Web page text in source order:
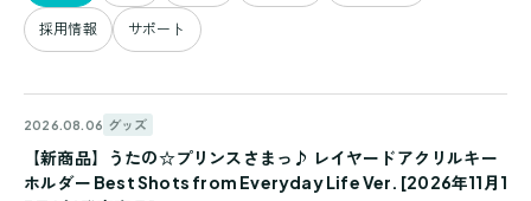
採用情報 サポート
2026.08.06 グッズ
【新商品】うたの☆プリンスさまっ♪ レイヤードアクリルキー
ホルダー Best Shots from Everyday Life Ver. [2026年11月1